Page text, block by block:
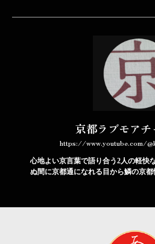
京都ラブモアチ
https://www.youtube.com/
心地よい京言葉で語り合う2人の軽快
ぬ間に京都通になれる目から鱗の京